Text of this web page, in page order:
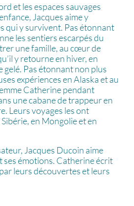
et les espaces sauvages
Jacques aime y
qui y survivent. Pas étonnant
les sentiers escarpés du
une famille, au cœur de
y retourne en hiver, en
gelé. Pas étonnant non plus
expériences en Alaska et au
Catherine pendant
une cabane de trappeur en
Leurs voyages les ont
en Mongolie et en
Jacques Ducoin aime
ses émotions. Catherine écrit
leurs découvertes et leurs